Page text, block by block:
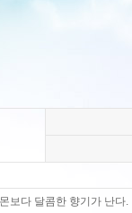
보다 달콤한 향기가 난다.